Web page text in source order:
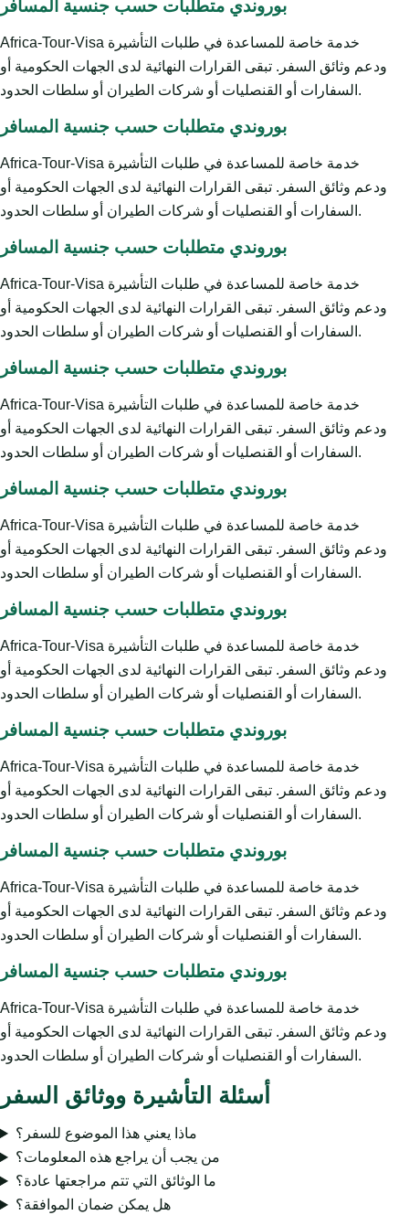
بوروندي متطلبات حسب جنسية المسافر
Africa-Tour-Visa خدمة خاصة للمساعدة في طلبات التأشيرة
ودعم وثائق السفر. تبقى القرارات النهائية لدى الجهات الحكومية أو
السفارات أو القنصليات أو شركات الطيران أو سلطات الحدود.
بوروندي متطلبات حسب جنسية المسافر
Africa-Tour-Visa خدمة خاصة للمساعدة في طلبات التأشيرة
ودعم وثائق السفر. تبقى القرارات النهائية لدى الجهات الحكومية أو
السفارات أو القنصليات أو شركات الطيران أو سلطات الحدود.
بوروندي متطلبات حسب جنسية المسافر
Africa-Tour-Visa خدمة خاصة للمساعدة في طلبات التأشيرة
ودعم وثائق السفر. تبقى القرارات النهائية لدى الجهات الحكومية أو
السفارات أو القنصليات أو شركات الطيران أو سلطات الحدود.
بوروندي متطلبات حسب جنسية المسافر
Africa-Tour-Visa خدمة خاصة للمساعدة في طلبات التأشيرة
ودعم وثائق السفر. تبقى القرارات النهائية لدى الجهات الحكومية أو
السفارات أو القنصليات أو شركات الطيران أو سلطات الحدود.
بوروندي متطلبات حسب جنسية المسافر
Africa-Tour-Visa خدمة خاصة للمساعدة في طلبات التأشيرة
ودعم وثائق السفر. تبقى القرارات النهائية لدى الجهات الحكومية أو
السفارات أو القنصليات أو شركات الطيران أو سلطات الحدود.
بوروندي متطلبات حسب جنسية المسافر
Africa-Tour-Visa خدمة خاصة للمساعدة في طلبات التأشيرة
ودعم وثائق السفر. تبقى القرارات النهائية لدى الجهات الحكومية أو
السفارات أو القنصليات أو شركات الطيران أو سلطات الحدود.
بوروندي متطلبات حسب جنسية المسافر
Africa-Tour-Visa خدمة خاصة للمساعدة في طلبات التأشيرة
ودعم وثائق السفر. تبقى القرارات النهائية لدى الجهات الحكومية أو
السفارات أو القنصليات أو شركات الطيران أو سلطات الحدود.
بوروندي متطلبات حسب جنسية المسافر
Africa-Tour-Visa خدمة خاصة للمساعدة في طلبات التأشيرة
ودعم وثائق السفر. تبقى القرارات النهائية لدى الجهات الحكومية أو
السفارات أو القنصليات أو شركات الطيران أو سلطات الحدود.
بوروندي متطلبات حسب جنسية المسافر
Africa-Tour-Visa خدمة خاصة للمساعدة في طلبات التأشيرة
ودعم وثائق السفر. تبقى القرارات النهائية لدى الجهات الحكومية أو
السفارات أو القنصليات أو شركات الطيران أو سلطات الحدود.
أسئلة التأشيرة ووثائق السفر
ماذا يعني هذا الموضوع للسفر؟
من يجب أن يراجع هذه المعلومات؟
ما الوثائق التي تتم مراجعتها عادة؟
هل يمكن ضمان الموافقة؟